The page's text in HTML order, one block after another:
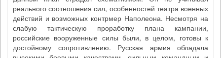
реального соотношения сил, особенностей театра военных
действий и возможных контрмер Наполеона. Несмотря на
слабую тактическую проработку плана кампании,
российские вооруженные силы были, в целом, готовы к
достойному сопротивлению. Русская армия обладала